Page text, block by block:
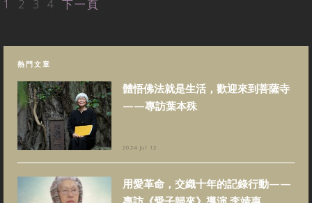
1 2 3 4 下一頁
熱門文章
體悟佛法就是生活，歡迎來到菩薩寺
——專訪葉本殊
2024 Jul 12
用愛革命，交織十年的記錄行動——